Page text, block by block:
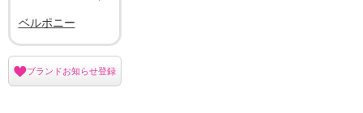
ベルポニー
ブランドお知らせ登録